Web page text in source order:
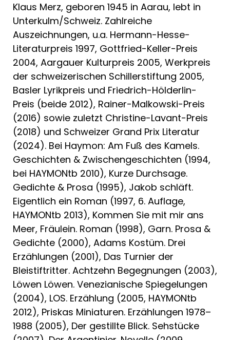
Klaus Merz, geboren 1945 in Aarau, lebt in
Unterkulm/Schweiz. Zahlreiche
Auszeichnungen, u.a. Hermann-Hesse-
Literaturpreis 1997, Gottfried-Keller-Preis
2004, Aargauer Kulturpreis 2005, Werkpreis
der schweizerischen Schillerstiftung 2005,
Basler Lyrikpreis und Friedrich-Hölderlin-
Preis (beide 2012), Rainer-Malkowski-Preis
(2016) sowie zuletzt Christine-Lavant-Preis
(2018) und Schweizer Grand Prix Literatur
(2024). Bei Haymon: Am Fuß des Kamels.
Geschichten & Zwischengeschichten (1994,
bei HAYMONtb 2010), Kurze Durchsage.
Gedichte & Prosa (1995), Jakob schläft.
Eigentlich ein Roman (1997, 6. Auflage,
HAYMONtb 2013), Kommen Sie mit mir ans
Meer, Fräulein. Roman (1998), Garn. Prosa &
Gedichte (2000), Adams Kostüm. Drei
Erzählungen (2001), Das Turnier der
Bleistiftritter. Achtzehn Begegnungen (2003),
Löwen Löwen. Venezianische Spiegelungen
(2004), LOS. Erzählung (2005, HAYMONtb
2012), Priskas Miniaturen. Erzählungen 1978–
1988 (2005), Der gestillte Blick. Sehstücke